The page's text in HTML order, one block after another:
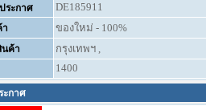
ระกาศ
DE185911
ของใหม่ - 100%
ค้า กรุงเทพฯ ,
1400
ะกาศ